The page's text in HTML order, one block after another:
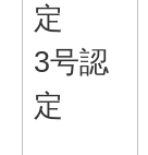
定
3号認
定